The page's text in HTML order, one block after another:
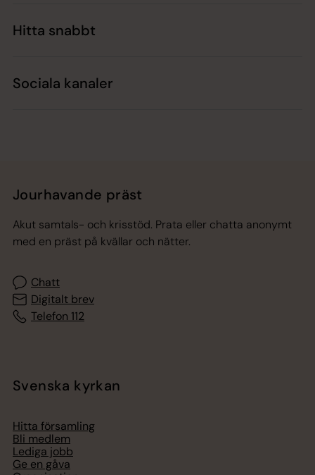
Hitta snabbt
Sociala kanaler
Jourhavande präst
Akut samtals- och krisstöd. Prata eller chatta anonymt
med en präst på kvällar och nätter.
Chatt
Digitalt brev
Telefon 112
Svenska kyrkan
Hitta församling
Bli medlem
Lediga jobb
Ge en gåva